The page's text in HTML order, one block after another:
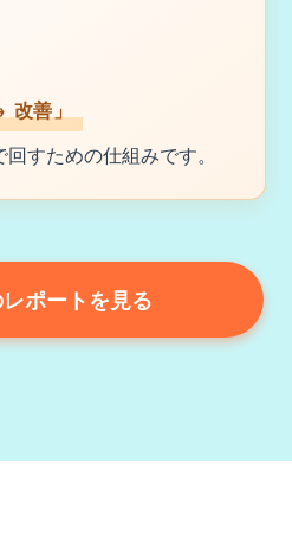
善」
すための仕組みです。
ポートを見る